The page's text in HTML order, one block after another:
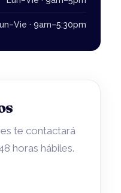
· 9am–5:30pm
te contactará
horas hábiles.